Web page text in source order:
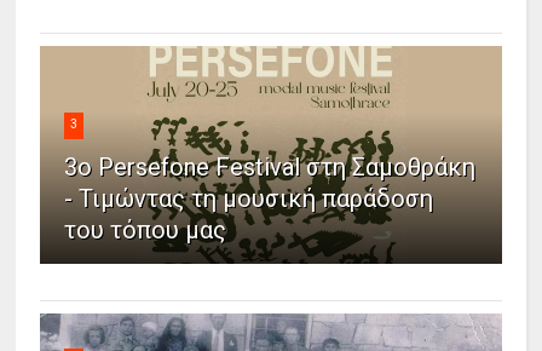
3
3ο Persefone Festival στη Σαμοθράκη
- Τιμώντας τη μουσική παράδοση
του τόπου μας